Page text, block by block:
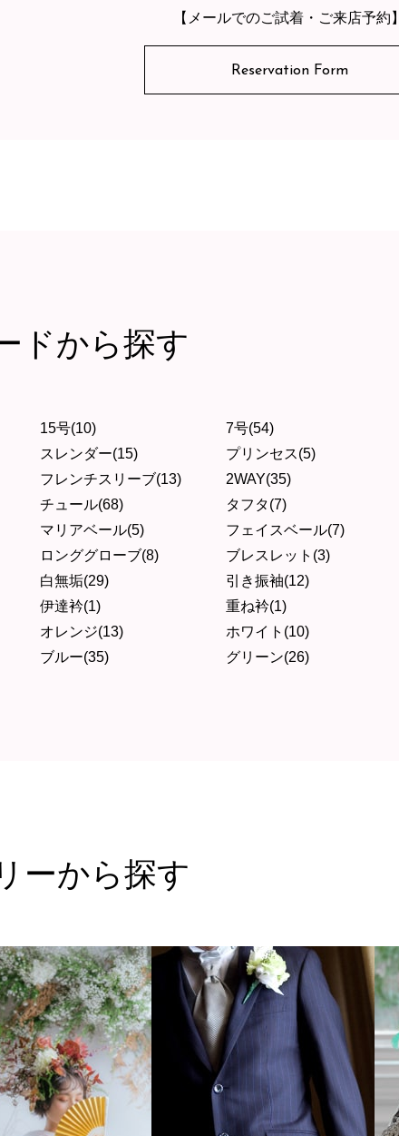
【メールでのご試着・ご来店予約】
Reservation Form
ドから探す
15号(10) 7号(54)
スレンダー(15) プリンセス(5)
フレンチスリーブ(13) 2WAY(35)
チュール(68) タフタ(7)
マリアベール(5) フェイスベール(7)
ロンググローブ(8) ブレスレット(3)
白無垢(29) 引き振袖(12)
伊達衿(1) 重ね衿(1)
オレンジ(13) ホワイト(10)
ブルー(35) グリーン(26)
ーから探す